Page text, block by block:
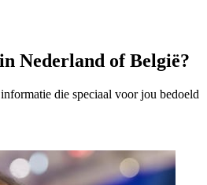
Nederland of België?
die speciaal voor jou bedoeld